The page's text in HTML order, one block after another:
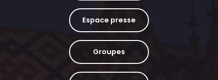
Espace presse
Groupes